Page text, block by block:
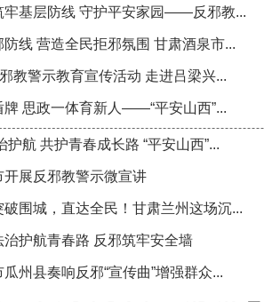
牢基层防线 守护平安家园——反邪教...
线 营造全民拒邪氛围 甘肃酒泉市...
教警示教育宣传活动 走进吕梁兴...
牌 思政一体育新人——“平安山西”...
护航 共护青春成长路 “平安山西”...
开展反邪教警示微宣讲
围城，直达全民！甘肃兰州这场沉...
治护航青春路 反邪筑牢安全墙
州县奏响反邪“宣传曲”增强群众...